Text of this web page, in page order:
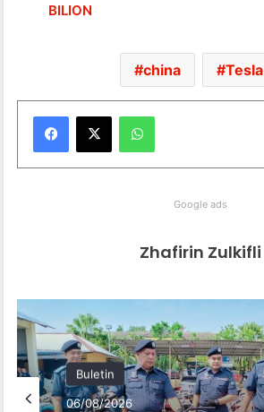
BILION
china Tesla
WhatsApp
Google ads
Zhafirin Zulkifli
Buletin
06/08/2026